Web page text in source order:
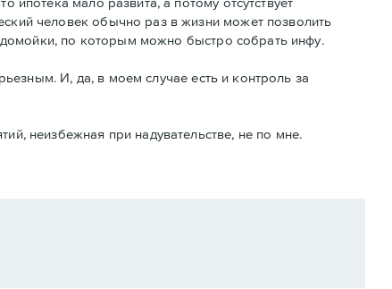
человек обычно раз в жизни может позволить
по которым можно быстро собрать инфу.
И, да, в моем случае есть и контроль за
неизбежная при надувательстве, не по мне.